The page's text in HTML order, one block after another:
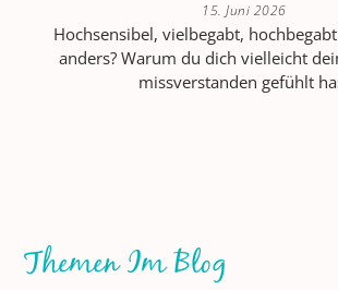
15. Juni 2026
Hochsensibel, vielbegabt,
anders? Warum du dich vielleicht
missverstanden gefühlt
Themen Im Blog